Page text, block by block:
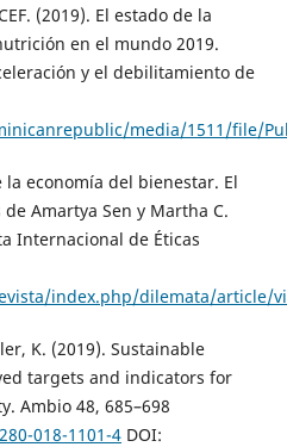
(2019). El estado de la
en el mundo 2019.
y el debilitamiento de
media/1511/file/
la economía del bienestar. El
Amartya Sen y Martha C.
Internacional de Éticas
index.php/dilemata/article/
K. (2019). Sustainable
targets and indicators for
Ambio 48, 685–698
018-1101-4DOI: